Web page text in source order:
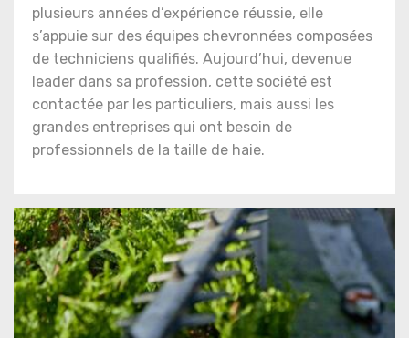
plusieurs années d’expérience réussie, elle
s’appuie sur des équipes chevronnées composées
de techniciens qualifiés. Aujourd’hui, devenue
leader dans sa profession, cette société est
contactée par les particuliers, mais aussi les
grandes entreprises qui ont besoin de
professionnels de la taille de haie.